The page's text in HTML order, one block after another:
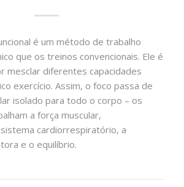
é um método de trabalho
que os treinos convencionais. Ele é
mesclar diferentes capacidades
exercício. Assim, o foco passa de
isolado para todo o corpo – os
a força muscular,
cardiorrespiratório, a
e o equilíbrio.